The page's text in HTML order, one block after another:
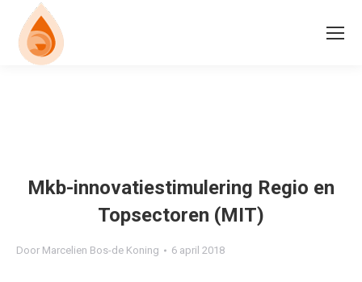
Mkb-innovatiestimulering Regio en
Topsectoren (MIT)
Door Marcelien Bos-de Koning 6 april 2018